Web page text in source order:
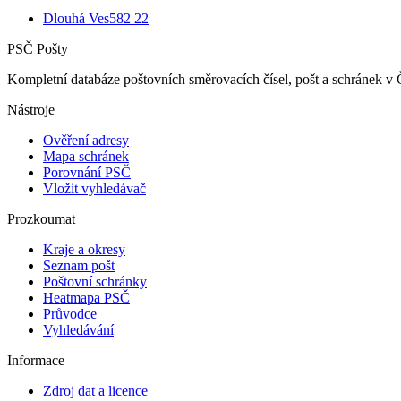
Dlouhá Ves582 22
PSČ Pošty
Kompletní databáze poštovních směrovacích čísel, pošt a schránek v
Nástroje
Ověření adresy
Mapa schránek
Porovnání PSČ
Vložit vyhledávač
Prozkoumat
Kraje a okresy
Seznam pošt
Poštovní schránky
Heatmapa PSČ
Průvodce
Vyhledávání
Informace
Zdroj dat a licence